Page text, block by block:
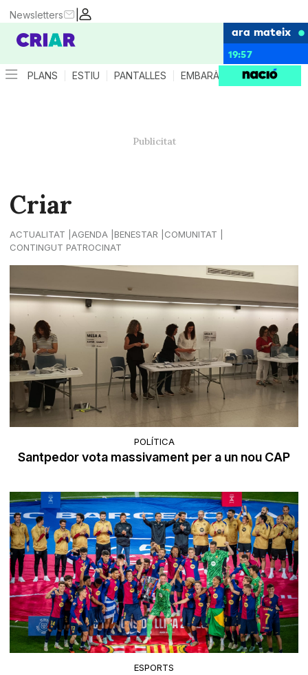
|
Newsletters
ara mateix
19:57
PLANS ESTIU PANTALLES EMBARÀS CRIANÇA
Criar
ACTUALITAT AGENDA BENESTAR
COMUNITAT
CONTINGUT PATROCINAT
POLÍTICA
Santpedor vota massivament per a un nou CAP
ESPORTS